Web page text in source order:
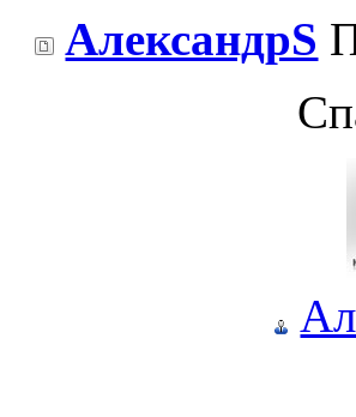
АлександрS